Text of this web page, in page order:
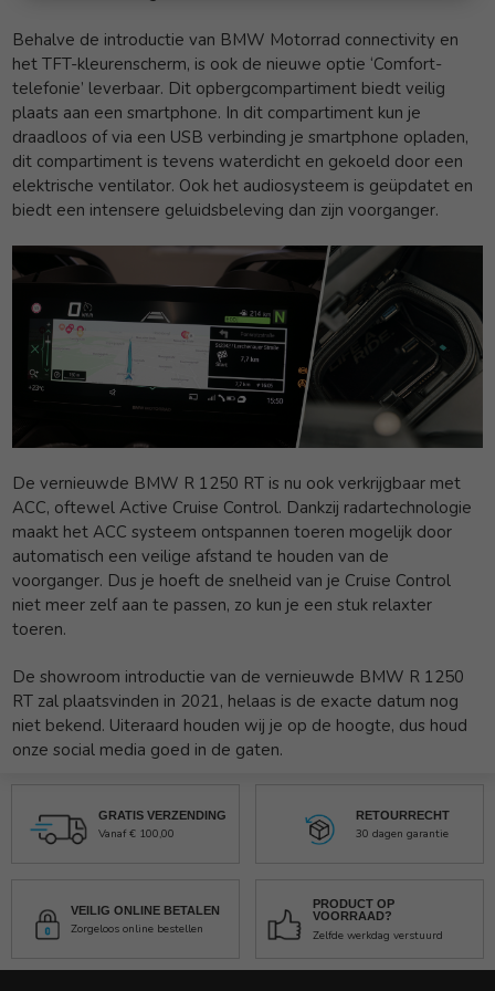
Behalve de introductie van BMW Motorrad connectivity en
het TFT-kleurenscherm, is ook de nieuwe optie ‘Comfort-
telefonie’ leverbaar. Dit opbergcompartiment biedt veilig
plaats aan een smartphone. In dit compartiment kun je
draadloos of via een USB verbinding je smartphone opladen,
dit compartiment is tevens waterdicht en gekoeld door een
elektrische ventilator. Ook het audiosysteem is geüpdatet en
biedt een intensere geluidsbeleving dan zijn voorganger.
De vernieuwde BMW R 1250 RT is nu ook verkrijgbaar met
ACC, oftewel Active Cruise Control. Dankzij radartechnologie
maakt het ACC systeem ontspannen toeren mogelijk door
automatisch een veilige afstand te houden van de
voorganger. Dus je hoeft de snelheid van je Cruise Control
niet meer zelf aan te passen, zo kun je een stuk relaxter
toeren.
De showroom introductie van de vernieuwde BMW R 1250
RT zal plaatsvinden in 2021, helaas is de exacte datum nog
niet bekend. Uiteraard houden wij je op de hoogte, dus houd
onze social media goed in de gaten.
GRATIS VERZENDING
Vanaf € 100,00
RETOURRECHT
30 dagen garantie
VEILIG ONLINE BETALEN
Zorgeloos online bestellen
PRODUCT OP
VOORRAAD?
Zelfde werkdag verstuurd